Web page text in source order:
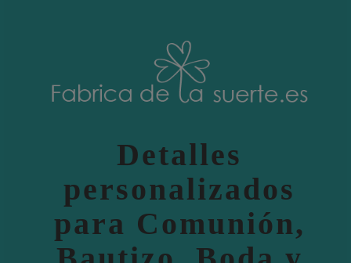
Detalles
personalizados
para Comunión,